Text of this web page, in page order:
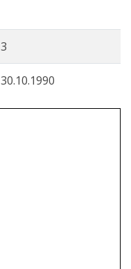
3
30.10.1990